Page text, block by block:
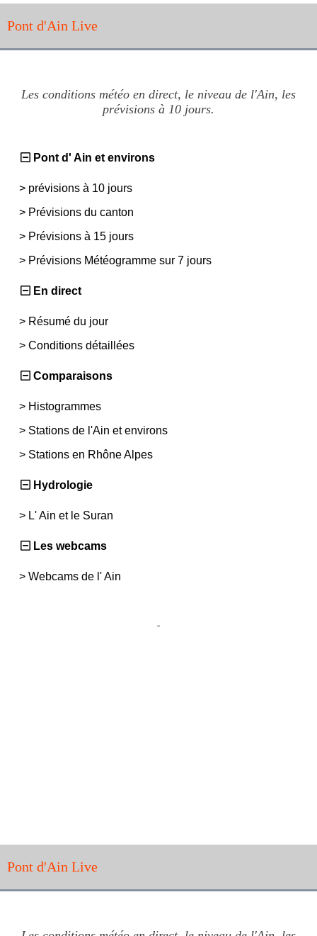
Pont d'Ain Live
Les conditions météo en direct, le niveau de l'Ain, les
prévisions à 10 jours.
Pont d' Ain et environs
> prévisions à 10 jours
> Prévisions du canton
> Prévisions à 15 jours
> Prévisions Météogramme sur 7 jours
En direct
> Résumé du jour
> Conditions détaillées
Comparaisons
> Histogrammes
> Stations de l'Ain et environs
> Stations en Rhône Alpes
Hydrologie
> L' Ain et le Suran
Les webcams
> Webcams de l' Ain
Pont d'Ain Live